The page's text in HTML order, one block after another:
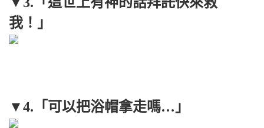
我！」
▼4.「可以把浴帽拿走嗎…」